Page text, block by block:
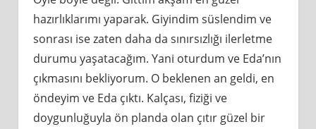
hazırlıklarımı yaparak. Giyindim süslendim ve
sonrası ise zaten daha da sınırsızlığı ilerletme
durumu yaşatacağım. Yani oturdum ve Eda’nın
çıkmasını bekliyorum. O beklenen an geldi, en
öndeyim ve Eda çıktı. Kalçası, fiziği ve
doygunluğuyla ön planda olan çıtır güzel bir